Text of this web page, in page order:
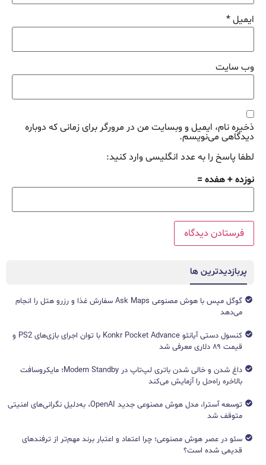
ایمیل*
وب‌ سایت
ذخیره نام، ایمیل و وبسایت من در مرورگر برای زمانی که دوباره
دیدگاهی می‌نویسم.
لطفا پاسخ را به عدد انگلیسی وارد کنید:
نوزده + هفده =
پربازدیدترین ها
گوگل مپس با هوش مصنوعی Ask Maps سفارش غذا و رزرو هتل را انجام
می‌دهد
کنسول دستی آیانئو Konkr Pocket Advance با توان اجرای بازی‌های PS2 و
قیمت ۸۹ دلاری معرفی شد
داغ شدن و خالی شدن باتری لپ‌تاپ در Modern Standby؛ مایکروسافت
بالاخره راه‌حل را آزمایش می‌کند
توسعه آسترا، مدل هوش مصنوعی جدید OpenAI، به‌دلیل نگرانی‌های امنیتی
متوقف شد
سئو در عصر هوش مصنوعی؛ چرا اعتماد و اعتبار برند مهم‌تر از ترفندهای
قدیمی شده است؟